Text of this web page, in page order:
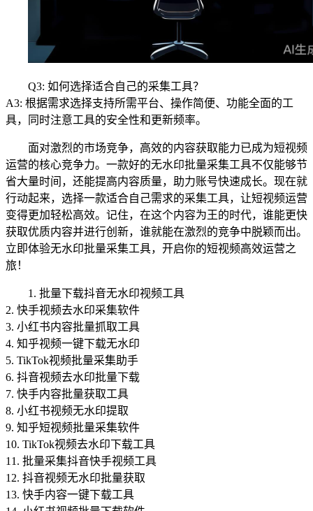
Q3: 如何选择适合自己的采集工具？
A3: 根据需求选择支持所需平台、操作简便、功能全面的工
具，同时注意工具的安全性和更新频率。
面对激烈的市场竞争，高效的内容获取能力已成为短视频
运营的核心竞争力。一款好的无水印批量采集工具不仅能够节
省大量时间，还能提高内容质量，助力账号快速成长。现在就
行动起来，选择一款适合自己需求的采集工具，让短视频运营
变得更加轻松高效。记住，在这个内容为王的时代，谁能更快
获取优质内容并进行创新，谁就能在激烈的竞争中脱颖而出。
立即体验无水印批量采集工具，开启你的短视频高效运营之
旅！
1. 批量下载抖音无水印视频工具
2. 快手视频去水印采集软件
3. 小红书内容批量抓取工具
4. 知乎视频一键下载无水印
5. TikTok视频批量采集助手
6. 抖音视频去水印批量下载
7. 快手内容批量获取工具
8. 小红书视频无水印提取
9. 知乎短视频批量采集软件
10. TikTok视频去水印下载工具
11. 批量采集抖音快手视频工具
12. 抖音视频无水印批量获取
13. 快手内容一键下载工具